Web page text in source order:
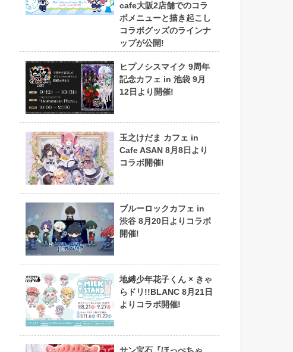
cafe大阪2店舗でのコラ
ボメニューと描き起こし
コラボグッズのラインナ
ップが公開!
ヒプノシスマイク 9周年
記念カフェ in 池袋 9月
12日より開催!
玉之けだま カフェ in
Cafe ASAN 8月8日より
コラボ開催!
ブルーロックカフェ in
渋谷 8月20日よりコラボ
開催!
地縛少年花子くん × きゃ
らドリ!!BLANC 8月21日
よりコラボ開催!